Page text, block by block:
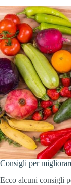
Consigli per
Ecco alcuni consigli